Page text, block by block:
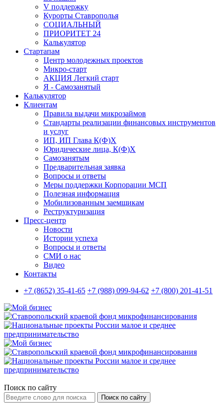
V поддержку
Курорты Ставрополья
СОЦИАЛЬНЫЙ
ПРИОРИТЕТ 24
Калькулятор
Стартапам
Центр молодежных проектов
Микро-старт
АКЦИЯ Легкий старт
Я - Самозанятый
Калькулятор
Клиентам
Правила выдачи микрозаймов
Стандарты реализации финансовых инструментов
и услуг
ИП, ИП Глава К(Ф)Х
Юридические лица, К(Ф)Х
Самозанятым
Предварительная заявка
Вопросы и ответы
Меры поддержки Корпорации МСП
Полезная информация
Мобилизованным заемщикам
Реструктуризация
Пресс-центр
Новости
Истории успеха
Вопросы и ответы
СМИ о нас
Видео
Контакты
+7 (8652) 35-41-65 +7 (988) 099-94-62 +7 (800) 201-41-51
Поиск по сайту
Поиск по сайту